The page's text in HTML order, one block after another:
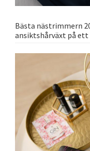
Bästa nästrimmern
ansiktshårväxt på